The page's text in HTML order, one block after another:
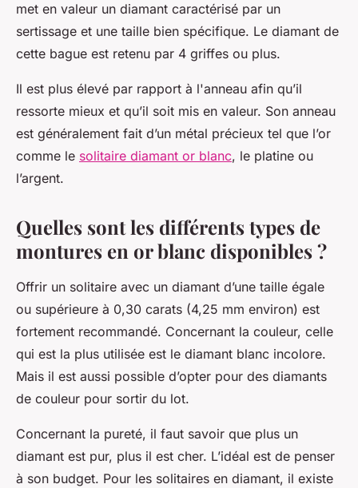
met en valeur un diamant caractérisé par un
sertissage et une taille bien spécifique. Le diamant de
cette bague est retenu par 4 griffes ou plus.
Il est plus élevé par rapport à l'anneau afin qu’il
ressorte mieux et qu’il soit mis en valeur. Son anneau
est généralement fait d’un métal précieux tel que l’or
comme le solitaire diamant or blanc, le platine ou
l’argent.
Quelles sont les différents types de
montures en or blanc disponibles ?
Offrir un solitaire avec un diamant d’une taille égale
ou supérieure à 0,30 carats (4,25 mm environ) est
fortement recommandé. Concernant la couleur, celle
qui est la plus utilisée est le diamant blanc incolore.
Mais il est aussi possible d’opter pour des diamants
de couleur pour sortir du lot.
Concernant la pureté, il faut savoir que plus un
diamant est pur, plus il est cher. L’idéal est de penser
à son budget. Pour les solitaires en diamant, il existe